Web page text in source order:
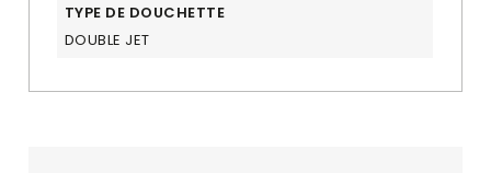
TYPE DE DOUCHETTE
DOUBLE JET